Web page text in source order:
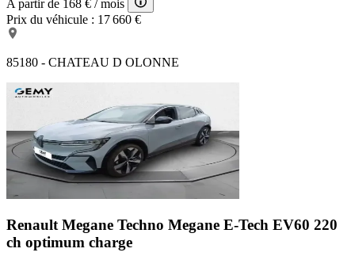
A partir de 168 € / mois
Prix du véhicule : 17 660 €
85180 - CHATEAU D OLONNE
Renault Megane Techno Megane E-Tech EV60 220
ch optimum charge